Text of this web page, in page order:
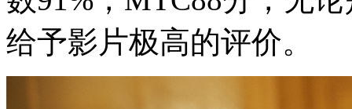
给予影片极高的评价。